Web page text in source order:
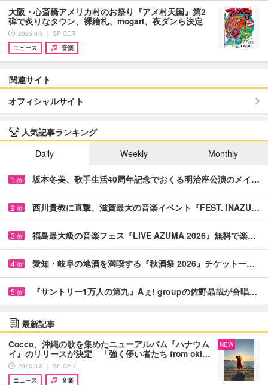
大阪・心斎橋アメリカ村のお祭り『アメ村天国』第2
弾で炙りなタウン、裸繪札、mogari、夜ダンら決定
2025.9.5 ｜ SPICER
ニュース
音楽
関連サイト
オフィシャルサイト
人気記事ランキング
Daily
Weekly Monthly
1 位 坂本冬美、歌手生活40周年記念でおくる明治座公演のメイ…
2 位 西川貴教に直撃、滋賀最大の音楽イベント『FEST. INAZU…
3 位 福島最大級の音楽フェス『LIVE AZUMA 2026』無料で楽…
4 位 愛知・岐阜の地酒を満喫する『秋酒祭 2026』チケット一…
5 位 『サントリー1万人の第九』Aぇ! groupの佐野晶哉が合唱…
最新記事
Cocco、沖縄の歌を集めたニューアルバム『ハナウム
イ』のリリースが決定 「強く儚い者たち from oki…
2026.8.8 ｜ SPICER
ニュース
音楽
NEW